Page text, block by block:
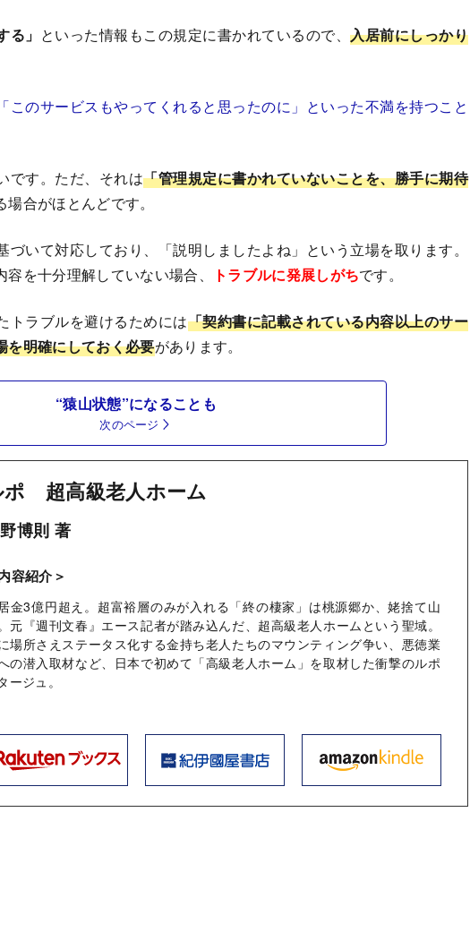
る」 といった情報もこの規定に書かれているので、入居前にしっかり
のサービスもやってくれると思ったのに」といった不満を持つこと
です。ただ、それは「管理規定に書かれていないことを、勝手に期待
場合がほとんどです。
いて対応しており、「説明しましたよね」という立場を取ります。
を十分理解していない場合、
トラブルに発展しがちです。
ラブルを避けるためには「契約書に記載されている内容以上のサー
を明確にしておく必要があります。
“猿山状態”になることも
次のページ
ポ 超高級老人ホーム
博則 著
容紹介＞
金3億円超え。超富裕層のみが入れる「終の棲家」は桃源郷か、姥捨て山
元『週刊文春』エース記者が踏み込んだ、超高級老人ホームという聖域。
場所さえステータス化する金持ち老人たちのマウンティング争い、悪徳業
の潜入取材など、日本で初めて「高級老人ホーム」を取材した衝撃のルポ
ージュ。